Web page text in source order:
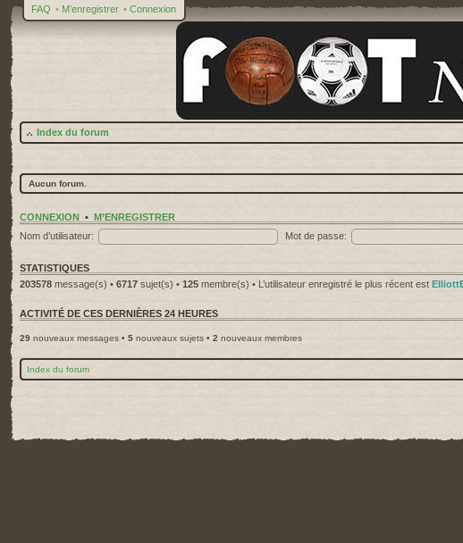
FAQ • M’enregistrer • Connexion
Index du forum
Aucun forum.
CONNEXION • M’ENREGISTRER
Nom d’utilisateur:
Mot de passe:
STATISTIQUES
203578 message(s) • 6717 sujet(s) • 125 membre(s) • L’utilisateur enregistré le plus récent est
ACTIVITÉ DE CES DERNIÈRES 24 HEURES
29 nouveaux messages • 5 nouveaux sujets • 2 nouveaux membres
Index du forum